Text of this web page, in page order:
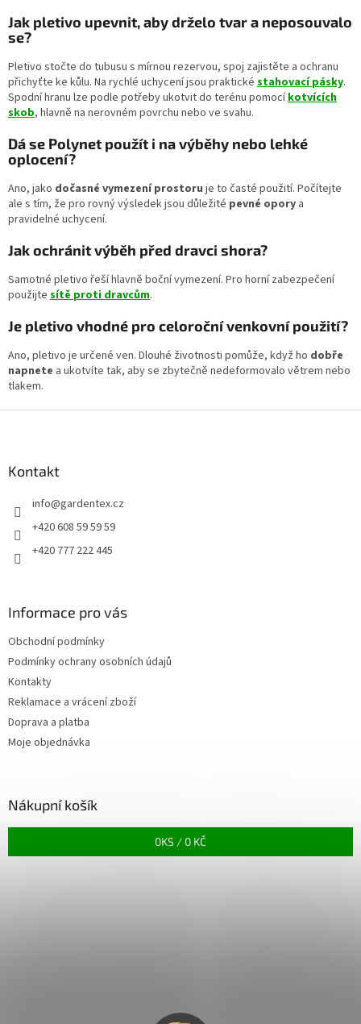
Jak pletivo upevnit, aby drželo tvar a neposouvalo
se?
Pletivo stočte do tubusu s mírnou rezervou, spoj zajistěte a ochranu
přichyťte ke kůlu. Na rychlé uchycení jsou praktické stahovací pásky.
Spodní hranu lze podle potřeby ukotvit do terénu pomocíkotvících
skob, hlavně na nerovném povrchu nebo ve svahu.
Dá se Polynet použít i na výběhy nebo lehké
oplocení?
Ano, jako dočasné vymezení prostoru je to časté použití. Počítejte
ale s tím, že pro rovný výsledek jsou důležité pevné opory a
pravidelné uchycení.
Jak ochránit výběh před dravci shora?
Samotné pletivo řeší hlavně boční vymezení. Pro horní zabezpečení
použijte sítě proti dravcům.
Je pletivo vhodné pro celoroční venkovní použití?
Ano, pletivo je určené ven. Dlouhé životnosti pomůže, když ho dobře
napnete a ukotvíte tak, aby se zbytečně nedeformovalo větrem nebo
tlakem.
Kontakt
info@gardentex.cz
+420 608 59 59 59
+420 777 222 445
Informace pro vás
Obchodní podmínky
Podmínky ochrany osobních údajů
Kontakty
Reklamace a vrácení zboží
Doprava a platba
Moje objednávka
Nákupní košík
0KS / 0 KČ